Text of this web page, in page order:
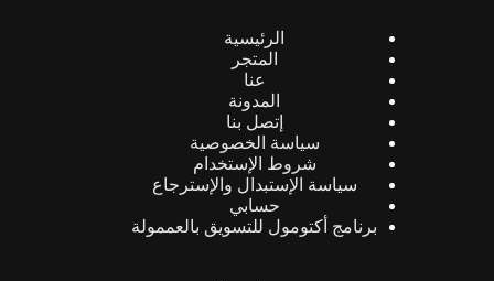
الرئيسية
المتجر
عنا
المدونة
إتصل بنا
سياسة الخصوصية
شروط الإستخدام
سياسة الإستبدال والإسترجاع
حسابي
برنامج أكتومول للتسويق بالعممولة